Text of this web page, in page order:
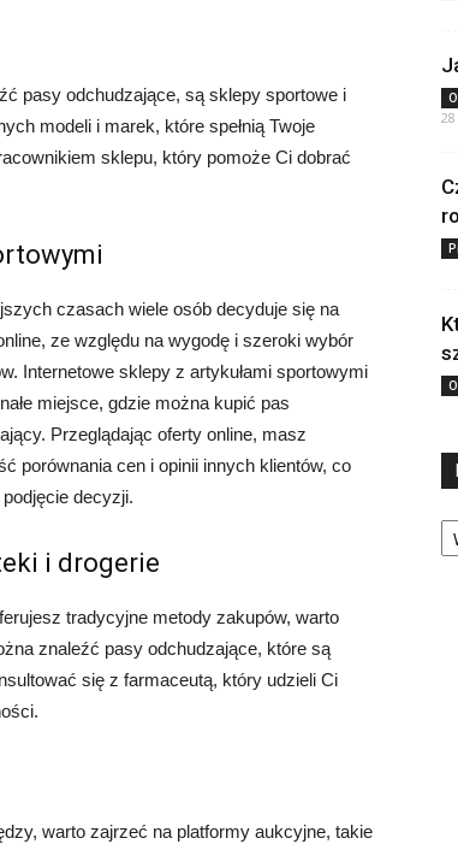
pasy odchudzające, są sklepy sportowe i
modeli i marek, które spełnią Twoje
sklepu, który pomoże Ci dobrać
czasach wiele osób decyduje się na
ze względu na wygodę i szeroki wybór
Internetowe sklepy z artykułami sportowymi
miejsce, gdzie można kupić pas
Przeglądając oferty online, masz
porównania cen i opinii innych klientów, co
podjęcie decyzji.
i drogerie
tradycyjne metody zakupów, warto
znaleźć pasy odchudzające, które są
się z farmaceutą, który udzieli Ci
warto zajrzeć na platformy aukcyjne, takie